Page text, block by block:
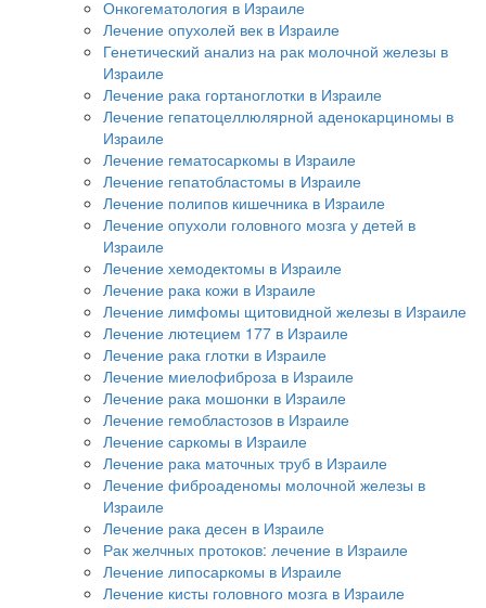
Онкогематология в Израиле
Лечение опухолей век в Израиле
Генетический анализ на рак молочной железы в
Израиле
Лечение рака гортаноглотки в Израиле
Лечение гепатоцеллюлярной аденокарциномы в
Израиле
Лечение гематосаркомы в Израиле
Лечение гепатобластомы в Израиле
Лечение полипов кишечника в Израиле
Лечение опухоли головного мозга у детей в
Израиле
Лечение хемодектомы в Израиле
Лечение рака кожи в Израиле
Лечение лимфомы щитовидной железы в Израиле
Лечение лютецием 177 в Израиле
Лечение рака глотки в Израиле
Лечение миелофиброза в Израиле
Лечение рака мошонки в Израиле
Лечение гемобластозов в Израиле
Лечение саркомы в Израиле
Лечение рака маточных труб в Израиле
Лечение фиброаденомы молочной железы в
Израиле
Лечение рака десен в Израиле
Рак желчных протоков: лечение в Израиле
Лечение липосаркомы в Израиле
Лечение кисты головного мозга в Израиле